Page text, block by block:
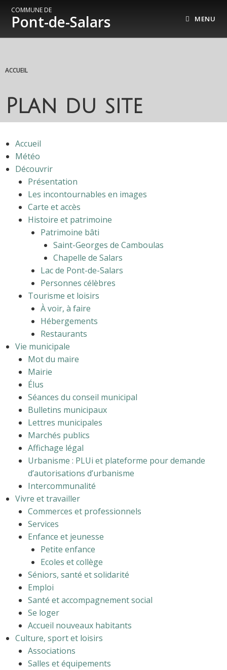
COMMUNE DE
Pont-de-Salars MENU
ACCUEIL
Plan du site
Accueil
Météo
Découvrir
Présentation
Les incontournables en images
Carte et accès
Histoire et patrimoine
Patrimoine bâti
Saint-Georges de Camboulas
Chapelle de Salars
Lac de Pont-de-Salars
Personnes célèbres
Tourisme et loisirs
À voir, à faire
Hébergements
Restaurants
Vie municipale
Mot du maire
Mairie
Élus
Séances du conseil municipal
Bulletins municipaux
Lettres municipales
Marchés publics
Affichage légal
Urbanisme : PLUi et plateforme pour demande
d’autorisations d’urbanisme
Intercommunalité
Vivre et travailler
Commerces et professionnels
Services
Enfance et jeunesse
Petite enfance
Ecoles et collège
Séniors, santé et solidarité
Emploi
Santé et accompagnement social
Se loger
Accueil nouveaux habitants
Culture, sport et loisirs
Associations
Salles et équipements